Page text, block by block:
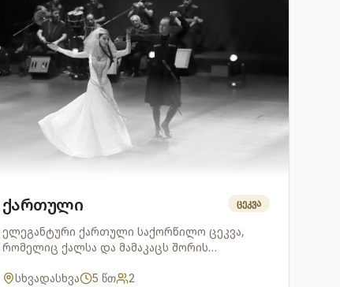
ქართული ცეკვა
ელეგანტური ქართული საქორწილო ცეკვა,
რომელიც ქალსა და მამაკაცს შორის
სხვადასხვა
5 წთ 2